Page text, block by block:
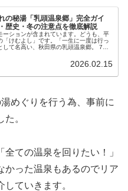
の秘湯「乳頭温泉郷」完全ガイ
歴史・冬の注意点を徹底解説
ーションが含まれています。どうも、平
「けむよし」です。「一生に一度は行っ
して名高い、秋田県の乳頭温泉郷。 7つ
2026.02.15
めぐりを行う為、事前に
。
ての温泉を回りたい！」
かった温泉もあるのでリア
ていきます。